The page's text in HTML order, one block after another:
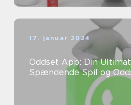
17. januar 2024
Oddset App: Din
Spændende Spil og